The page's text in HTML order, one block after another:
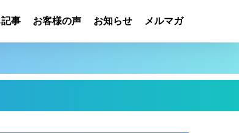
事 お客様の声 お知らせ メルマガ